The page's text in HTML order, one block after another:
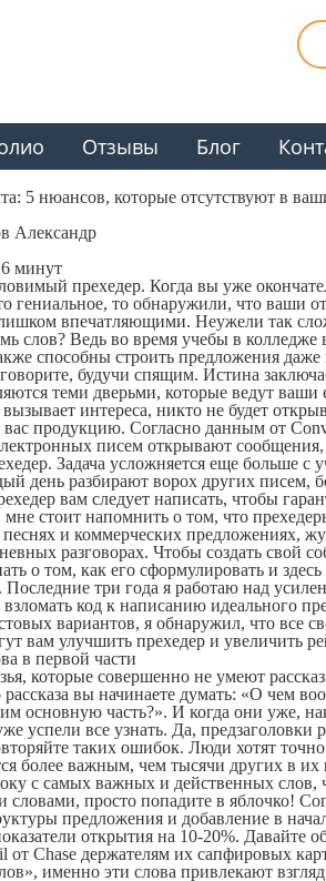
Отзывы Блог
5 нюансов, которые отсутствуют в
Александр
6 минут
прехедер. Когда вы уже
гениальное, то обнаружили, что ваши
впечатляющими. Неужели так
слов? Ведь во время учебы в
способны строить предложения
будучи спящим. Истина
теми дверьми, которые ведут ваши
интереса, никто не будет
вас продукцию. Согласно данным от
писем открывают сообщения,
Задача усложняется еще больше с
день разбирают ворох других писем,
вам следует написать, чтобы
стоит напомнить о том, что
и коммерческих предложениях,
разговорах. Чтобы создать свой
о том, как его сформулировать и
три года я работаю над
код к написанию идеального
вариантов, я обнаружил, что все
вам улучшить прехедер и увеличить
в первой части
которые совершенно не умеют
рассказа вы начинаете думать: «О чем
основную часть?». И когда они уже,
успели все узнать. Да, предзаголовки
таких ошибок. Люди хотят
более важным, чем тысячи других в
с самых важных и действенных слов,
словами, просто попадите в яблочко!
предложения и добавление в
открытия на 10-20%. Давайте
от Chase держателям их сапфировых
именно эти слова привлекают